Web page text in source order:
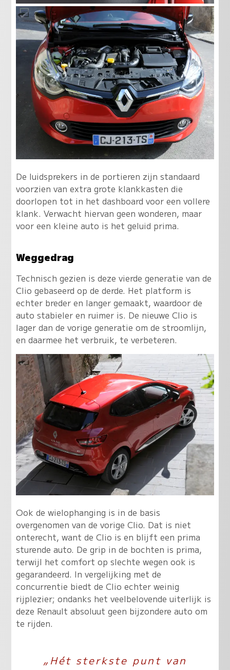
De luidsprekers in de portieren zijn standaard
voorzien van extra grote klankkasten die
doorlopen tot in het dashboard voor een vollere
klank. Verwacht hiervan geen wonderen, maar
voor een kleine auto is het geluid prima.
Weggedrag
Technisch gezien is deze vierde generatie van de
Clio gebaseerd op de derde. Het platform is
echter breder en langer gemaakt, waardoor de
auto stabieler en ruimer is. De nieuwe Clio is
lager dan de vorige generatie om de stroomlijn,
en daarmee het verbruik, te verbeteren.
Ook de wielophanging is in de basis
overgenomen van de vorige Clio. Dat is niet
onterecht, want de Clio is en blijft een prima
sturende auto. De grip in de bochten is prima,
terwijl het comfort op slechte wegen ook is
gegarandeerd. In vergelijking met de
concurrentie biedt de Clio echter weinig
rijplezier; ondanks het veelbelovende uiterlijk is
deze Renault absoluut geen bijzondere auto om
te rijden.
„Hét sterkste punt van